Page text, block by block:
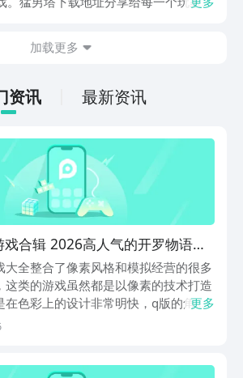
空余的时间就可以慢慢的养成角色，就很
下。
加载更多
资讯 最新资讯
合辑 2026高人气的开罗物语系
大全整合了像素风格和模拟经营的很多
这类的游戏虽然都是以像素的技术打造
在色彩上的设计非常明快，q版的角色
识度也会很高，主要为我们展示了一
更多